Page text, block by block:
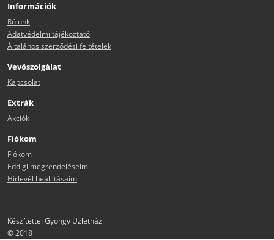
Információk
Rólunk
Adatvédelmi tájékoztató
Általános szerződési feltételek
Vevőszolgálat
Kapcsolat
Extrák
Akciók
Fiókom
Fiókom
Eddigi megrendeléseim
Hírlevél beállításaim
Készítette: Gyöngy Üzletház
© 2018